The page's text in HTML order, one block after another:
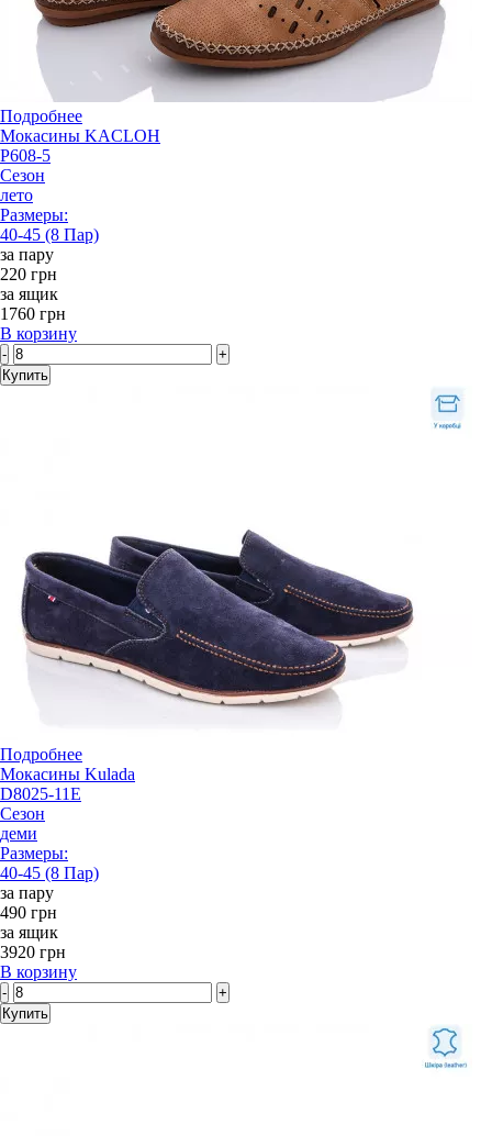
Подробнее
Мокасины KACLOH
P608-5
Сезон
лето
Размеры:
40-45 (8 Пар)
за пару
220 грн
за ящик
1760 грн
В корзину
-
+
Купить
Подробнее
Мокасины Kulada
D8025-11E
Сезон
деми
Размеры:
40-45 (8 Пар)
за пару
490 грн
за ящик
3920 грн
В корзину
-
+
Купить